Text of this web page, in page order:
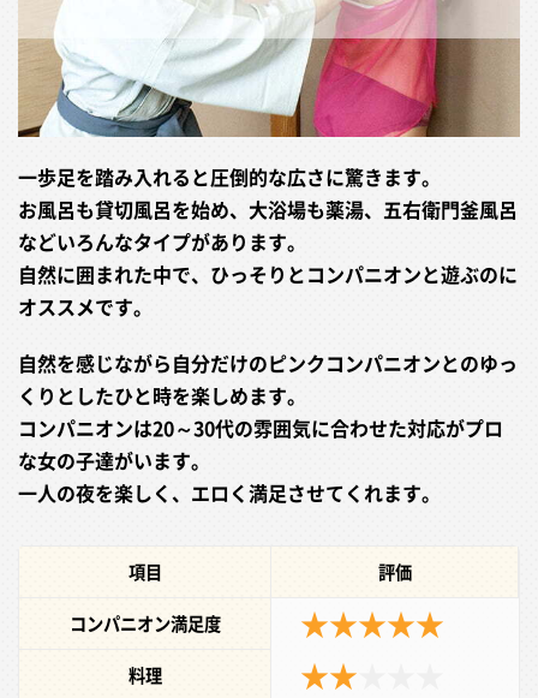
一歩足を踏み入れると圧倒的な広さに驚きます。
お風呂も貸切風呂を始め、大浴場も薬湯、五右衛門釜風呂
などいろんなタイプがあります。
自然に囲まれた中で、ひっそりとコンパニオンと遊ぶのに
オススメです。
自然を感じながら自分だけのピンクコンパニオンとのゆっ
くりとしたひと時を楽しめます。
コンパニオンは20～30代の雰囲気に合わせた対応がプロ
な女の子達がいます。
一人の夜を楽しく、エロく満足させてくれます。
項目
評価
コンパニオン満足度
★★★★★
料理 ★★